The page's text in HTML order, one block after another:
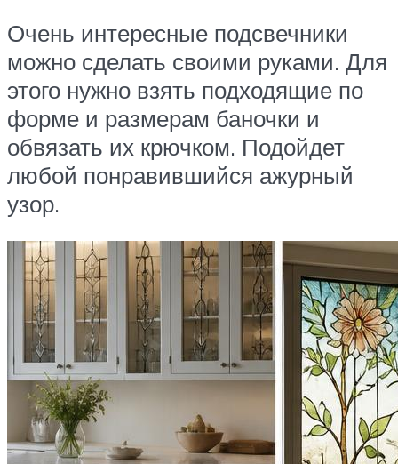
Очень интересные подсвечники
можно сделать своими руками. Для
этого нужно взять подходящие по
форме и размерам баночки и
обвязать их крючком. Подойдет
любой понравившийся ажурный
узор.